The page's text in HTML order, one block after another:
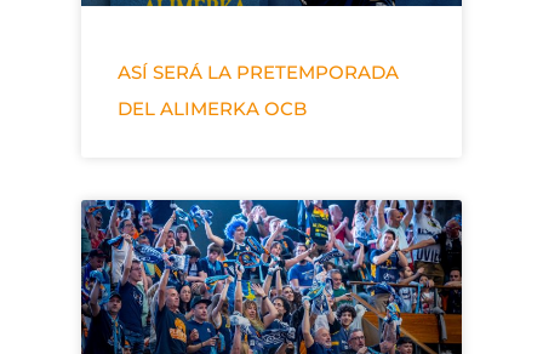
ASÍ SERÁ LA PRETEMPORADA
DEL ALIMERKA OCB